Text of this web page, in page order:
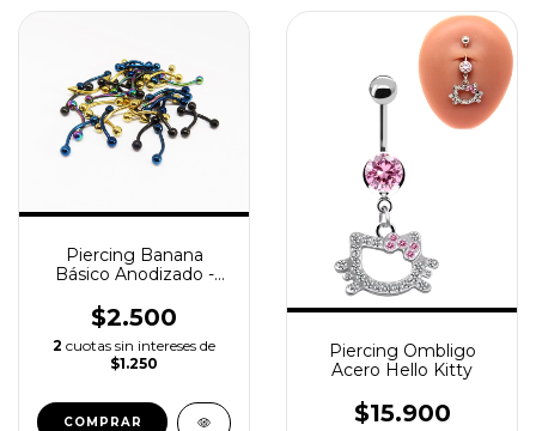
Piercing Banana
Básico Anodizado -
$2.500
2 cuotas sin intereses de
$1.250
COMPRAR
Piercing Ombligo
Acero Hello Kitty
$15.900